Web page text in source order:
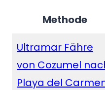
Methode
Ultramar Fähre
von Cozumel
Playa del